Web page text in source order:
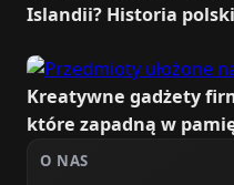
Islandii? Historia
Kreatywne gadżety
które zapadną w
O NAS